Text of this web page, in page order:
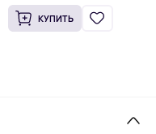
КУПИТЬ